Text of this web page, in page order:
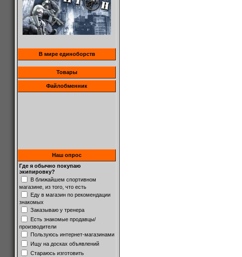
В мире единоборств
Товары
Файлобменник
Наш опрос
Где я обычно покупаю
экипировку?
В ближайшем спортивном
магазине, из того, что есть
Еду в магазин по рекомендации
знакомых
Заказываю у тренера
Есть знакомые продавцы/
производители
Пользуюсь интернет-магазинами
Ищу на досках объявлений
Стараюсь изготовить